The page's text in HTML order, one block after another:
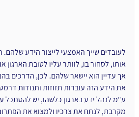
לעובדים שייך האמצעי לייצור הידע שלהם.
אותו, לסחור בו, לוותר עליו לטובת הארגון
אך עדיין הוא יישאר שלהם. לכן, הדרכים
את הידע הזה עוברות תזוזות ותנודות
ע"מ לנהל ידע בארגון כלשהו, יש להסתכל
מקרבת, לנתח את צרכיו ולמצוא את